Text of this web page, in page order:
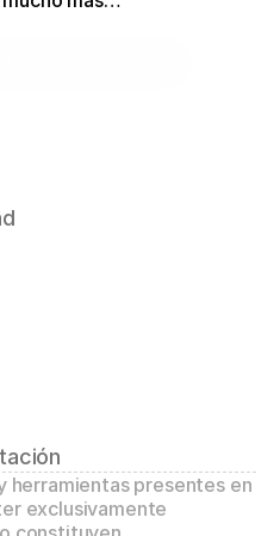
herramientas presentes en
exclusivamente